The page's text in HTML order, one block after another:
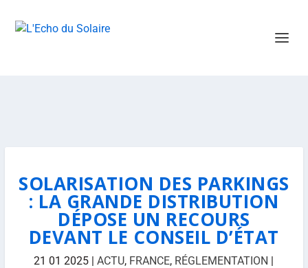
SOLARISATION DES PARKINGS
: LA GRANDE DISTRIBUTION
DÉPOSE UN RECOURS
DEVANT LE CONSEIL D’ÉTAT
21 01 2025 |ACTU, FRANCE, RÉGLEMENTATION |